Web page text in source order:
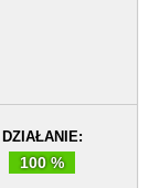
DZIAŁANIE:
100 %